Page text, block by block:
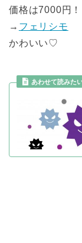
価格は7000円！
→ フェリシモ
かわいい♡